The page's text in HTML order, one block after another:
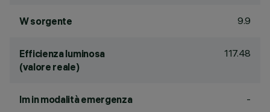
W sorgente 9.9
Efficienza luminosa
(valore reale)
117.48
lm in modalità emergenza -